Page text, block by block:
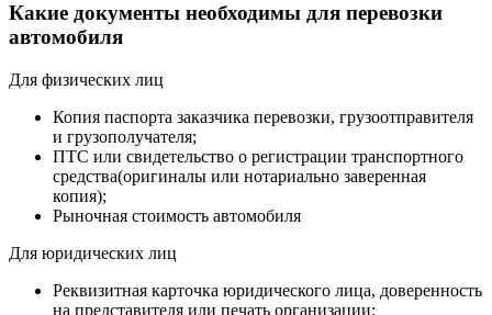
Какие документы необходимы для перевозки
автомобиля
Для физических лиц
Копия паспорта заказчика перевозки, грузоотправителя
и грузополучателя;
ПТС или свидетельство о регистрации транспортного
средства(оригиналы или нотариально заверенная
копия);
Рыночная стоимость автомобиля
Для юридических лиц
Реквизитная карточка юридического лица, доверенность
на представителя или печать организации;